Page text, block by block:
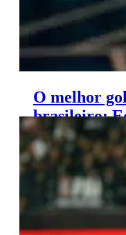
O melhor
brasileiro:
Courtois e